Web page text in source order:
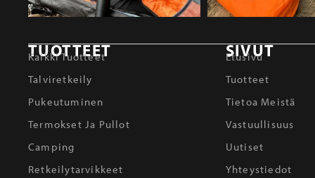
TUOTTEET
Kaikki Tuotteet
Talviretkeily
Pukeutuminen
Termokset Ja Pullot
Camping
Retkeilytarvikkeet
SIVUT
Etusivu
Tuotteet
Tietoa Meistä
Vastuullisuus
Uutiset
Yhteystiedot